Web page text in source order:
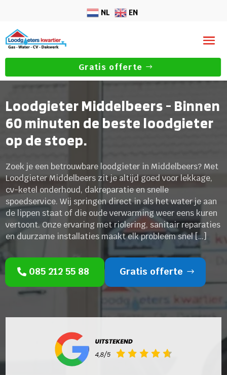
NL EN
Gratis offerte
Loodgieter Middelbeers - Binnen
60 minuten de beste loodgieter
op de stoep.
Zoek je een betrouwbare loodgieter in Middelbeers? Met
Loodgieter Middelbeers zit je altijd goed voor lekkage,
cv-ketel onderhoud, dakreparatie en snelle
spoedservice. Wij springen direct in als het water je aan
de lippen staat of die oude verwarming weer eens kuren
vertoont. Onze ervaring met riolering, sanitair reparaties
en duurzame installaties maakt elk probleem snel […]
085 212 55 88 Gratis offerte